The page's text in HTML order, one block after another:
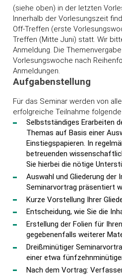
(siehe oben) in der letzten
Innerhalb der Vorlesungszeit
Off-Treffen (erste
Treffen (Mitte Juni) statt. Wir
Anmeldung. Die
Vorlesungswoche nach
Anmeldungen.
Aufgabenstellung
Für das Seminar werden von
erfolgreiche Teilnahme
Selbstständiges Erarbeiten
Themas auf Basis einer
Einstiegspapieren. In
betreuenden
Sie hierbei die nötige
Auswahl und Gliederung der
Seminarvortrag präsentiert
Kurze Vorstellung Ihrer
Entscheidung, wie Sie die
Erstellung der Folien für
gegebenenfalls weiterer
Dreißminütiger
einer etwa
Nach dem Vortrag: